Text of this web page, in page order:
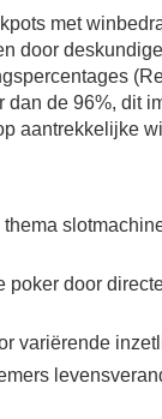
met
door
dan de 96%, dit
aantrekkelijke
poker door
variërende